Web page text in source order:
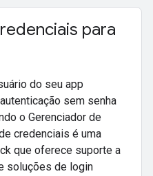
para
do seu app
sem senha
o Gerenciador de
credenciais é uma
que oferece suporte a
soluções de login